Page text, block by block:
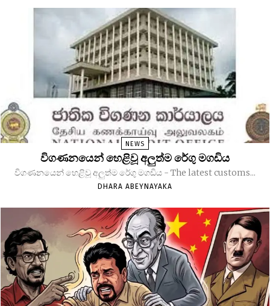
NEWS
විගණනයෙන් හෙළිවූ අලුත්ම රේගු මගඩිය
විගණනයෙන් හෙළිවූ අලුත්ම රේගු මගඩිය - The latest customs...
DHARA ABEYNAYAKA